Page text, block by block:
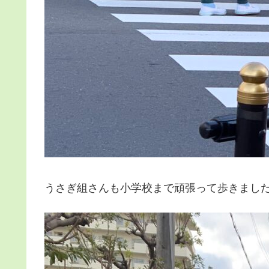
うさぎ組さんも小学校まで頑張って歩きまし